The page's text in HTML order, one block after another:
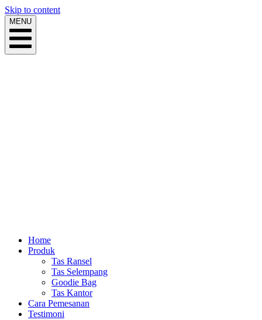
Skip to content
MENU
Home
Produk
Tas Ransel
Tas Selempang
Goodie Bag
Tas Kantor
Cara Pemesanan
Testimoni